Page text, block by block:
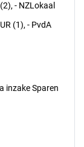
- NZLokaal
(1), - PvdA
inzake Sparen